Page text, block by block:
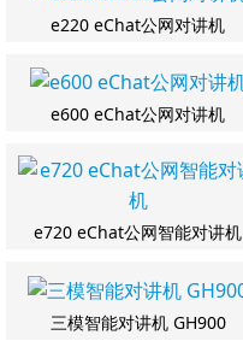
e220 eChat公网对讲机
e600 eChat公网对讲机
e720 eChat公网智能对讲机
三模智能对讲机 GH900